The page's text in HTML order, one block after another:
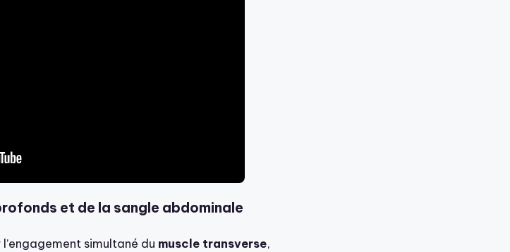
et de la sangle abdominale
simultané du muscle transverse,